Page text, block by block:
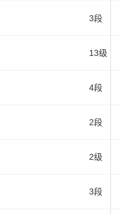
3段
13级
4段
2段
2级
3段